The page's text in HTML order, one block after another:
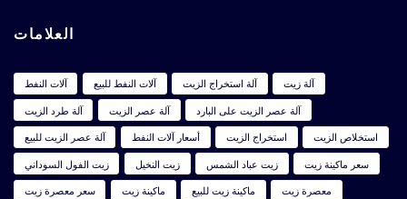
العلامات
آلات النفط آلات النفط للبيع آلة استخراج الزيت
آلة زيت
آلة طرد الزيت
آلة عصر الزيت
آلة عصر الزيت على البارد
آلة عصر الزيت للبيع
أسعار آلات النفط استخراج الزيت
استخلاص الزيت
زيت الفول السوداني
زيت النخيل زيت عباد الشمس
سعر ماكينة زيت
سعر معصرة زيت
ماكينة زيت ماكينة زيت للبيع
معصرة زيت